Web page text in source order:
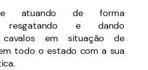
atuando de forma
resgatando e dando
em situação de
todo o estado com a sua